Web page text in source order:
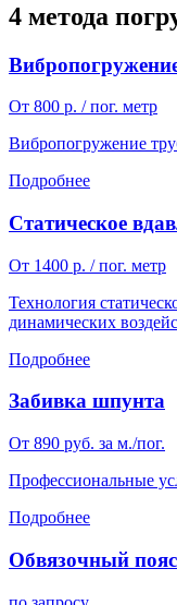
4 метода
От 800 р. / пог. метр
Вибропогружение
Подробнее
Статическое
От 1400 р. / пог. метр
Технология
динамических
Подробнее
Забивка шпунта
От 890 руб. за м./пог.
Профессиональные
Подробнее
Обвязочный пояс